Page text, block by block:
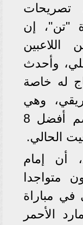
تصريحات
"تن"، إن
وأحدث
له خاصة
وهي
بطولة جديدة وقوية تضم أفضل 8
الحالي.
أن إمام
متواجدا
مباراة
الأحمر